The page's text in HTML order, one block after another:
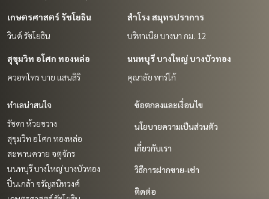
เกษตรศาสตร์ รัชโยธิน
วินด์ รัชโยธิน
สำโรง สมุทรปราการ
บริทาเนีย บางนา กม. 12
สุขุมวิท อโศก ทองหล่อ
ควอทโทร บาย แสนสิริ
นนทบุรี บางใหญ่ บางบัวทอง
คุณาลัย พาร์โก้
ทำเลน่าสนใจ
รัชดา ห้วยขวาง
สุขุมวิท อโศก ทองหล่อ
สะพานควาย จตุจักร
นนทบุรี บางใหญ่ บางบัวทอง
ปิ่นเกล้า จรัญสนิทวงศ์
ข้อตกลงและเงื่อนไข
นโยบายความเป็นส่วนตัว
เกี่ยวกับเรา
วิธีการฝากขาย-เช่า
ติดต่อ